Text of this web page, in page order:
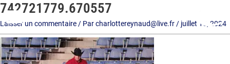
Aller
742721779.670557
Laisser un commentaire/ Parcharlottereynaud@live.fr/ juillet 15, 2024